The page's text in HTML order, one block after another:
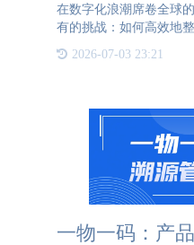
在数字化浪潮席卷全球
有的挑战：如何高效地
环节，推动全面的数字
防伪追溯与仓储物流管
2026-07-03 23:21
一物一码：产